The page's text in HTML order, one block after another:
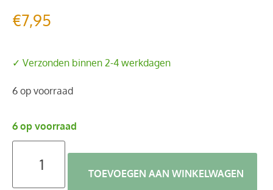
€7,95
✓ Verzonden binnen 2-4 werkdagen
6 op voorraad
6 op voorraad
TOEVOEGEN AAN WINKELWAGEN